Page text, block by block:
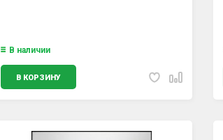
В наличии
В КОРЗИНУ